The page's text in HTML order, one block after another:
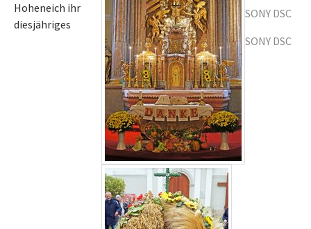
SONY DSC
SONY DSC
Hoheneich ihr
diesjähriges